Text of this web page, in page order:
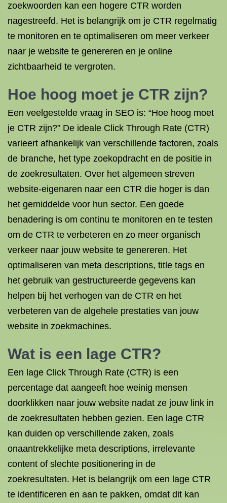
zoekwoorden kan een hogere CTR worden
nagestreefd. Het is belangrijk om je CTR regelmatig
te monitoren en te optimaliseren om meer verkeer
naar je website te genereren en je online
zichtbaarheid te vergroten.
Hoe hoog moet je CTR zijn?
Een veelgestelde vraag in SEO is: “Hoe hoog moet
je CTR zijn?” De ideale Click Through Rate (CTR)
varieert afhankelijk van verschillende factoren, zoals
de branche, het type zoekopdracht en de positie in
de zoekresultaten. Over het algemeen streven
website-eigenaren naar een CTR die hoger is dan
het gemiddelde voor hun sector. Een goede
benadering is om continu te monitoren en te testen
om de CTR te verbeteren en zo meer organisch
verkeer naar jouw website te genereren. Het
optimaliseren van meta descriptions, title tags en
het gebruik van gestructureerde gegevens kan
helpen bij het verhogen van de CTR en het
verbeteren van de algehele prestaties van jouw
website in zoekmachines.
Wat is een lage CTR?
Een lage Click Through Rate (CTR) is een
percentage dat aangeeft hoe weinig mensen
doorklikken naar jouw website nadat ze jouw link in
de zoekresultaten hebben gezien. Een lage CTR
kan duiden op verschillende zaken, zoals
onaantrekkelijke meta descriptions, irrelevante
content of slechte positionering in de
zoekresultaten. Het is belangrijk om een lage CTR
te identificeren en aan te pakken, omdat dit kan